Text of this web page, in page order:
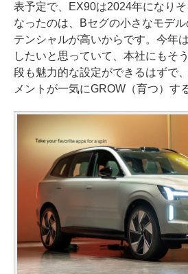
表予定で、EX90は2024年になり
なったのは、Bセグの小さなモデ
テンシャルが高いからです。今年
したいと思っていて、本社にもそ
段も魅力的な設定ができるはずで
メントが一気にGROW（育つ）す